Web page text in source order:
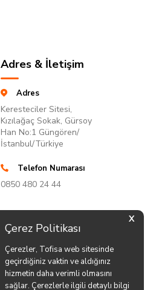
X
Çerez Politikası
Çerezler, Tofisa web sitesinde
geçirdiğiniz vaktin ve aldığınız
hizmetin daha verimli olmasını
sağlar. Çerezlerle ilgili detaylı bilgi
Adres & İletişim
Adres
Keresteciler Sitesi,
Kızılağaç Sokak, Gürsoy
Han No:1 Güngören/
İstanbul/Türkiye
Telefon Numarası
0850 480 24 44